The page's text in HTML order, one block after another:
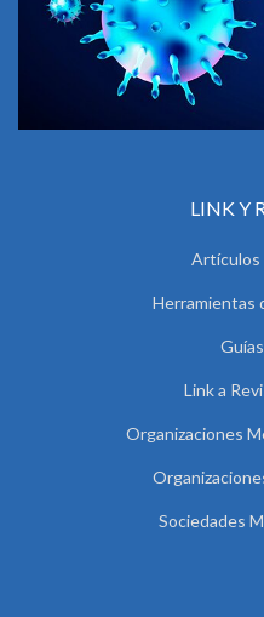
LINK Y
Artículos
Herramientas
Link a
Organizaciones
Sociedades